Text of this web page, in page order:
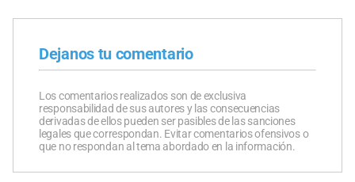
Dejanos tu comentario
Los comentarios realizados son de exclusiva
responsabilidad de sus autores y las consecuencias
derivadas de ellos pueden ser pasibles de las sanciones
legales que correspondan. Evitar comentarios ofensivos o
que no respondan al tema abordado en la información.